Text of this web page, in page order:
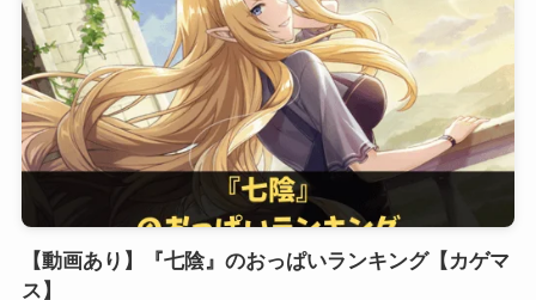
【動画あり】『七陰』のおっぱいランキング【カゲマ
ス】